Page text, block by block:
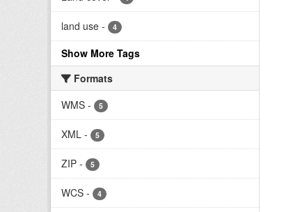
land use - 4
Show More Tags
Formats
WMS - 5
XML - 5
ZIP - 5
WCS - 4